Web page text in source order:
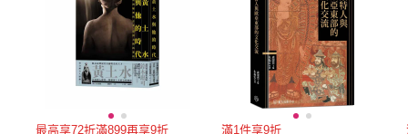
最高享72折滿899再享9折 滿1件享9折